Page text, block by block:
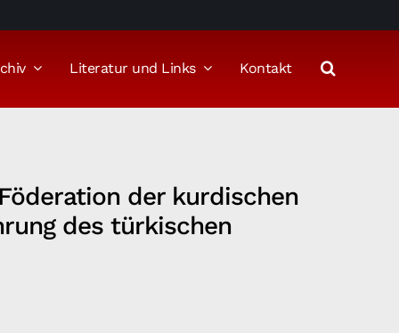
Literatur und Links Kontakt
der kurdischen
des türkischen